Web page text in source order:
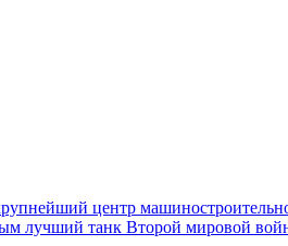
центр
лучший танк Второй мировой